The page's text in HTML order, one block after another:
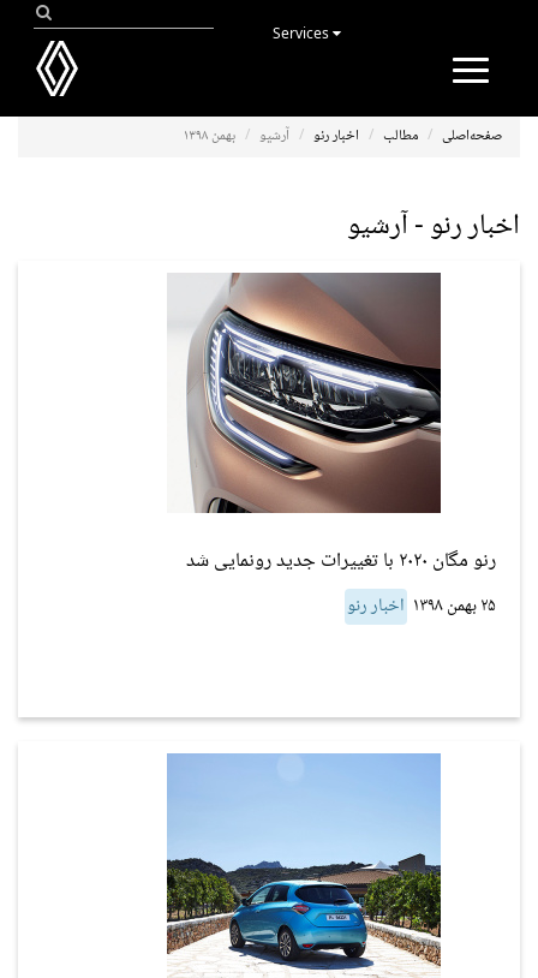
Toggle
صفحه‌اصلی مطالب اخبار رنو آرشیو بهمن ۱۳۹۸
اخبار رنو - آرشیو
رنو مگان ۲۰۲۰ با تغییرات جدید رونمایی شد
۲۵ بهمن ۱۳۹۸ اخبار رنو